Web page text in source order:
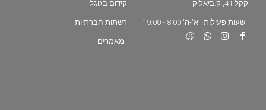
קקל 41, ק.ביאליק
שעות פעילות : א'-ה' 8:00 - 19:00
קידום בגוגל
רשתות חברתיות
מאמרים